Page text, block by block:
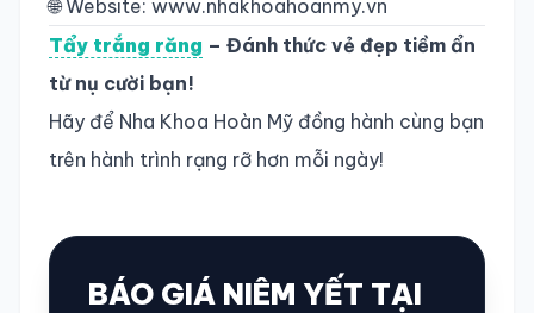
🌐 Website: www.nhakhoahoanmy.vn
Tẩy trắng răng – Đánh thức vẻ đẹp tiềm ẩn
từ nụ cười bạn!
Hãy để Nha Khoa Hoàn Mỹ đồng hành cùng bạn
trên hành trình rạng rỡ hơn mỗi ngày!
BÁO GIÁ NIÊM YẾT TẠI